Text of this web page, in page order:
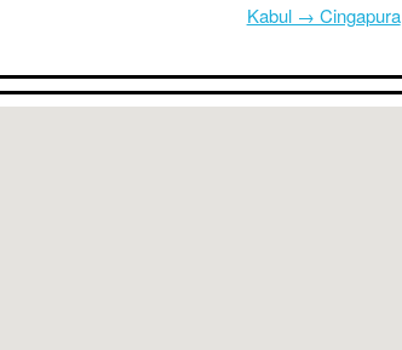
Kabul → Cingapura